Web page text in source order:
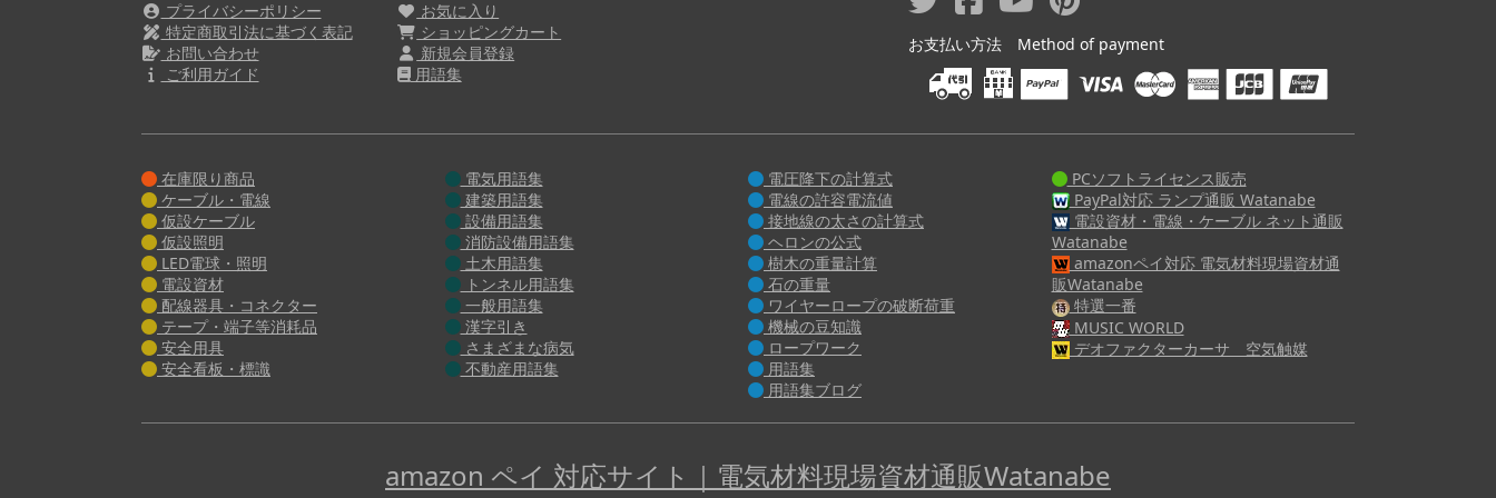
プライバシーポリシー
特定商取引法に基づく表記
お問い合わせ
ご利用ガイド
お気に入り
ショッピングカート
新規会員登録
用語集
お支払い方法 Method of payment
在庫限り商品
ケーブル・電線
仮設ケーブル
仮設照明
LED電球・照明
電設資材
配線器具・コネクター
テープ・端子等消耗品
安全用具
安全看板・標識
電気用語集
建築用語集
設備用語集
消防設備用語集
土木用語集
トンネル用語集
一般用語集
漢字引き
さまざまな病気
不動産用語集
電圧降下の計算式
電線の許容電流値
接地線の太さの計算式
ヘロンの公式
樹木の重量計算
石の重量
ワイヤーロープの破断荷重
機械の豆知識
ロープワーク
用語集
用語集ブログ
PCソフトライセンス販売
PayPal対応 ランプ通販 Watanabe
電設資材・電線・ケーブル ネット通販
Watanabe
amazonペイ対応 電気材料現場資材通
販Watanabe
特選一番
MUSIC WORLD
デオファクターカーサ 空気触媒
amazon ペイ 対応サイト｜電気材料現場資材通販Watanabe